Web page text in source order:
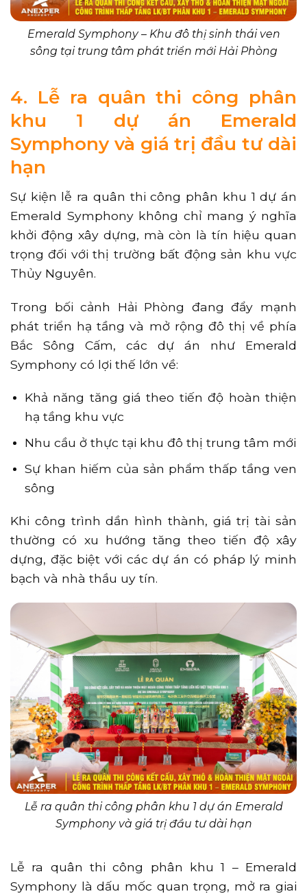
Emerald Symphony – Khu đô thị sinh thái ven
sông tại trung tâm phát triển mới Hải Phòng
4. Lễ ra quân thi công phân
khu 1 dự án Emerald
Symphony và giá trị đầu tư dài
hạn
Sự kiện lễ ra quân thi công phân khu 1 dự án
Emerald Symphony không chỉ mang ý nghĩa
khởi động xây dựng, mà còn là tín hiệu quan
trọng đối với thị trường bất động sản khu vực
Thủy Nguyên.
Trong bối cảnh Hải Phòng đang đẩy mạnh
phát triển hạ tầng và mở rộng đô thị về phía
Bắc Sông Cấm, các dự án như Emerald
Symphony có lợi thế lớn về:
Khả năng tăng giá theo tiến độ hoàn thiện
hạ tầng khu vực
Nhu cầu ở thực tại khu đô thị trung tâm mới
Sự khan hiếm của sản phẩm thấp tầng ven
sông
Khi công trình dần hình thành, giá trị tài sản
thường có xu hướng tăng theo tiến độ xây
dựng, đặc biệt với các dự án có pháp lý minh
bạch và nhà thầu uy tín.
Lễ ra quân thi công phân khu 1 dự án Emerald
Symphony và giá trị đầu tư dài hạn
Lễ ra quân thi công phân khu 1 – Emerald
Symphony là dấu mốc quan trọng, mở ra giai